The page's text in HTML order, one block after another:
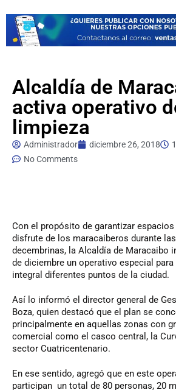
Alcaldía de
activa operativo
limpieza
Administrador diciembre 26, 2018
No Comments
Con el propósito de garantizar
disfrute de los maracaiberos durante
decembrinas, la Alcaldía de Maracaibo
de diciembre un operativo especial
integral diferentes puntos de la ciudad.
Así lo informó el director general de
Boza, quien destacó que el plan se
principalmente en aquellas zonas con
comercial como el casco central, la
sector Cuatricentenario.
En ese sentido, agregó que en este
participan un total de 80 personas, 20